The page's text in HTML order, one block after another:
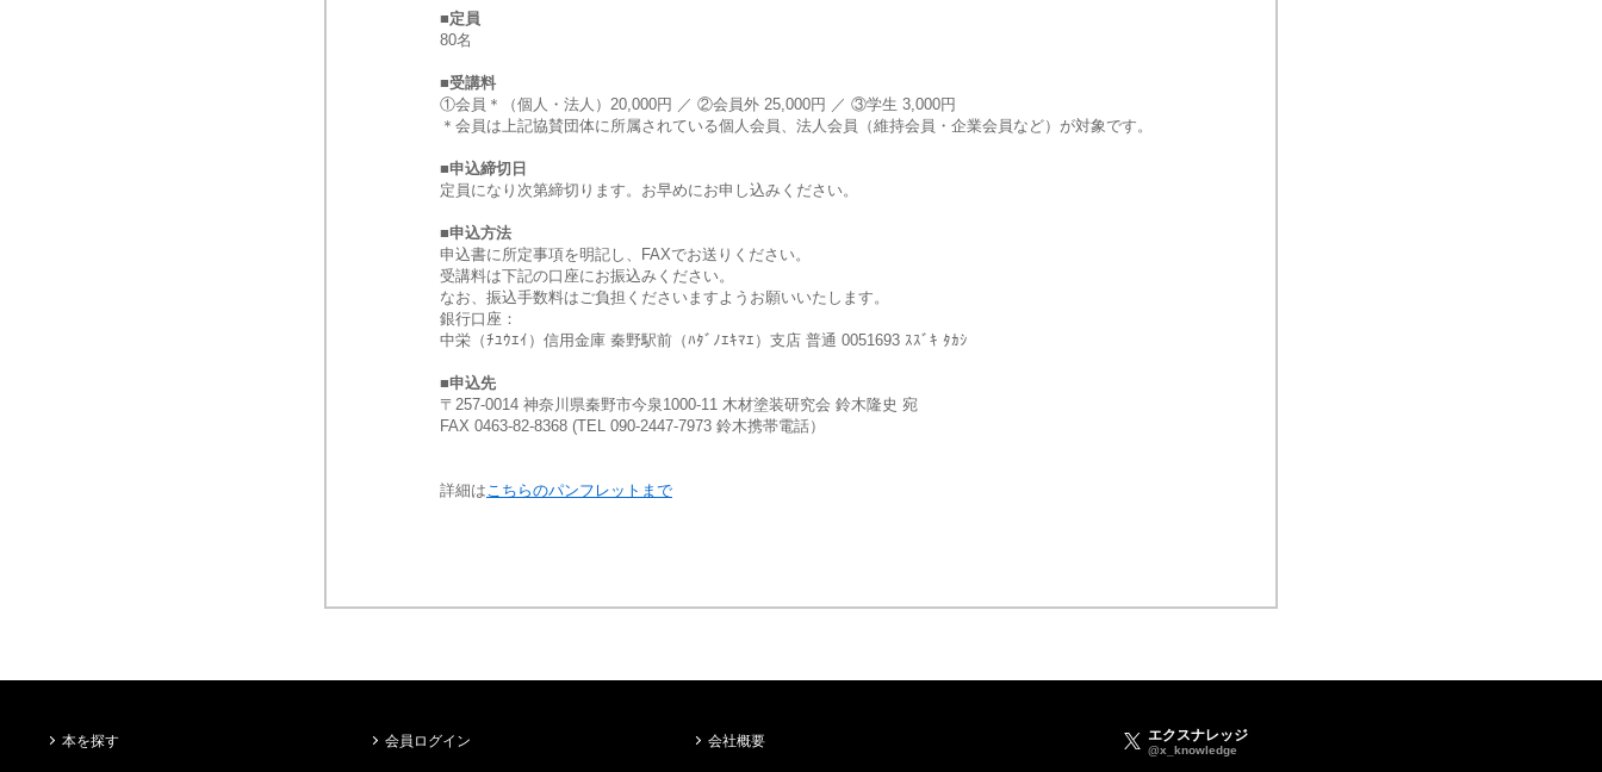
■定員
80名
■受講料
①会員＊（個人・法人）20,000円 ／ ②会員外 25,000円 ／ ③学生 3,000円
＊会員は上記協賛団体に所属されている個人会員、法人会員（維持会員・企業会員など）が対象です。
■申込締切日
定員になり次第締切ります。お早めにお申し込みください。
■申込方法
申込書に所定事項を明記し、FAXでお送りください。
受講料は下記の口座にお振込みください。
なお、振込手数料はご負担くださいますようお願いいたします。
銀行口座：
中栄（ﾁﾕｳｴｲ）信用金庫 秦野駅前（ﾊﾀﾞﾉｴｷﾏｴ）支店 普通 0051693 ｽｽﾞｷ ﾀｶｼ
■申込先
〒257-0014 神奈川県秦野市今泉1000-11 木材塗装研究会 鈴木隆史 宛
FAX 0463-82-8368 (TEL 090-2447-7973 鈴木携帯電話）
詳細はこちらのパンフレットまで
本を探す 会員ログイン 会社概要 エクスナレッジ
@x_knowledge